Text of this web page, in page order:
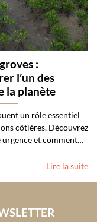
:
l’un des
la planète
un rôle essentiel
côtières. Découvrez
et comment…
Lire la suite